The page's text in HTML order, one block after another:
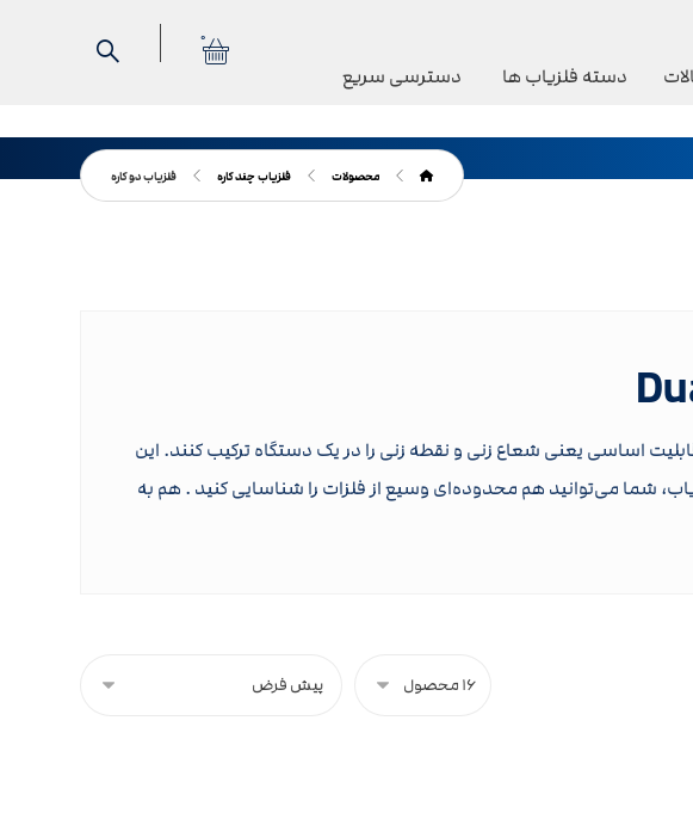
0
دسته فلزیاب ها دسترسی سریع
محصولات فلزیاب چند کاره فلزیاب دو کاره
اساسی یعنی شعاع زنی و نقطه زنی را در یک دستگاه ترکیب کنند. این
شما می‌توانید هم محدوده‌ای وسیع از فلزات را شناسایی کنید . هم به